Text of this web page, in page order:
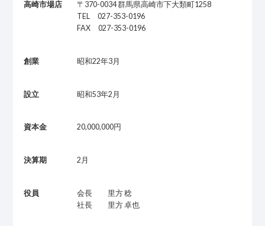
高崎市場店
〒370-0034 群馬県高崎市下大類町1258
TEL 027-353-0196
FAX 027-353-0196
創業 昭和22年3月
設立 昭和53年2月
資本金 20,000,000円
決算期 2月
役員
会長 里方 稔
社長 里方 卓也